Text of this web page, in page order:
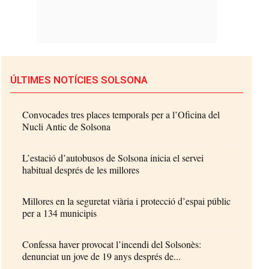
ÚLTIMES NOTÍCIES SOLSONA
Convocades tres places temporals per a l’Oficina del
Nucli Antic de Solsona
L’estació d’autobusos de Solsona inicia el servei
habitual després de les millores
Millores en la seguretat viària i protecció d’espai públic
per a 134 municipis
Confessa haver provocat l’incendi del Solsonès:
denunciat un jove de 19 anys després de...